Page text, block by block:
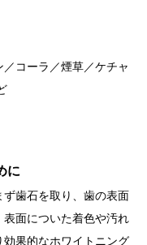
コーラ／煙草／ケチャ
に
歯石を取り、歯の表面
面についた着色や汚れ
果的なホワイトニング